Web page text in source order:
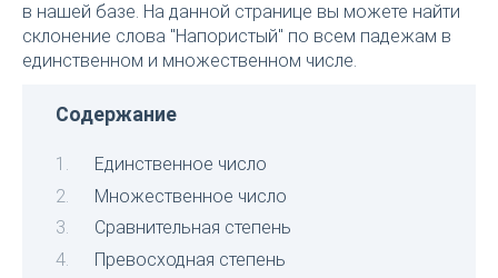
в нашей базе. На данной странице вы можете найти
склонение слова "Напористый" по всем падежам в
единственном и множественном числе.
Содержание
Единственное число
Множественное число
Сравнительная степень
Превосходная степень